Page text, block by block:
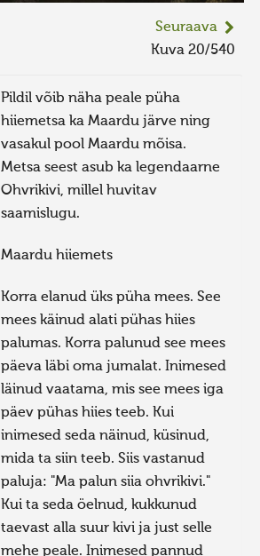
Seuraava
Kuva 20/540
Pildil võib näha peale püha
hiiemetsa ka Maardu järve ning
vasakul pool Maardu mõisa.
Metsa seest asub ka legendaarne
Ohvrikivi, millel huvitav
saamislugu.
Maardu hiiemets
Korra elanud üks püha mees. See
mees käinud alati pühas hiies
palumas. Korra palunud see mees
päeva läbi oma jumalat. Inimesed
läinud vaatama, mis see mees iga
päev pühas hiies teeb. Kui
inimesed seda näinud, küsinud,
mida ta siin teeb. Siis vastanud
paluja: "Ma palun siia ohvrikivi."
Kui ta seda öelnud, kukkunud
taevast alla suur kivi ja just selle
mehe peale. Inimesed pannud